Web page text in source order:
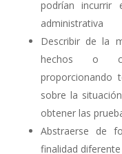
podrían incurrir
administrativa
Describir de la
hechos o
proporcionando
sobre la
obtener las
Abstraerse de
finalidad